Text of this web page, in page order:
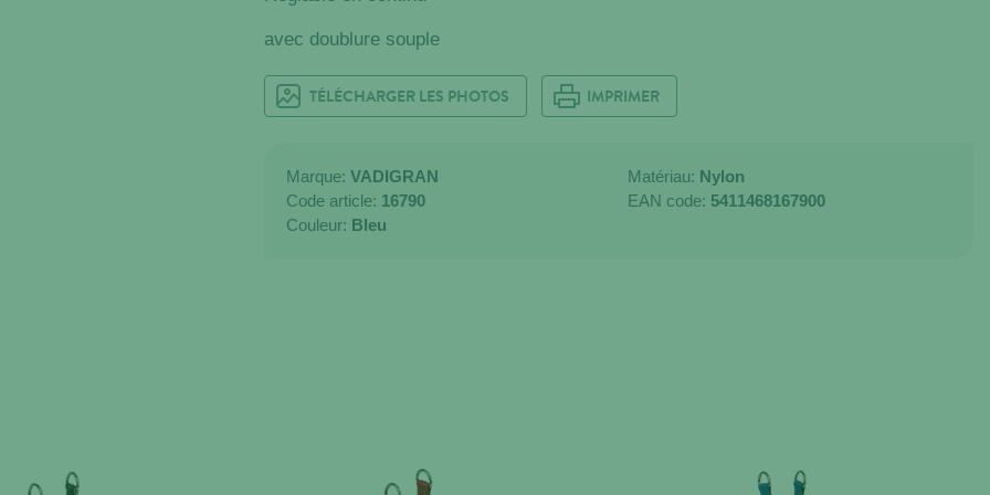
avec doublure souple
TÉLÉCHARGER LES PHOTOS IMPRIMER
Marque: VADIGRAN
Code article: 16790
Couleur: Bleu
Matériau: Nylon
EAN code: 5411468167900